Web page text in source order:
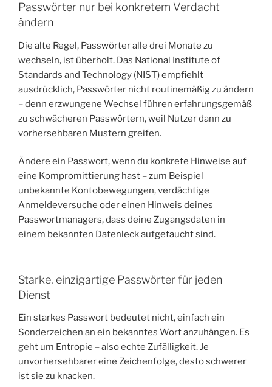
Passwörter nur bei konkretem Verdacht
ändern
Die alte Regel, Passwörter alle drei Monate zu
wechseln, ist überholt. Das National Institute of
Standards and Technology (NIST) empfiehlt
ausdrücklich, Passwörter nicht routinemäßig zu ändern
– denn erzwungene Wechsel führen erfahrungsgemäß
zu schwächeren Passwörtern, weil Nutzer dann zu
vorhersehbaren Mustern greifen.
Ändere ein Passwort, wenn du konkrete Hinweise auf
eine Kompromittierung hast – zum Beispiel
unbekannte Kontobewegungen, verdächtige
Anmeldeversuche oder einen Hinweis deines
Passwortmanagers, dass deine Zugangsdaten in
einem bekannten Datenleck aufgetaucht sind.
Starke, einzigartige Passwörter für jeden
Dienst
Ein starkes Passwort bedeutet nicht, einfach ein
Sonderzeichen an ein bekanntes Wort anzuhängen. Es
geht um Entropie – also echte Zufälligkeit. Je
unvorhersehbarer eine Zeichenfolge, desto schwerer
ist sie zu knacken.